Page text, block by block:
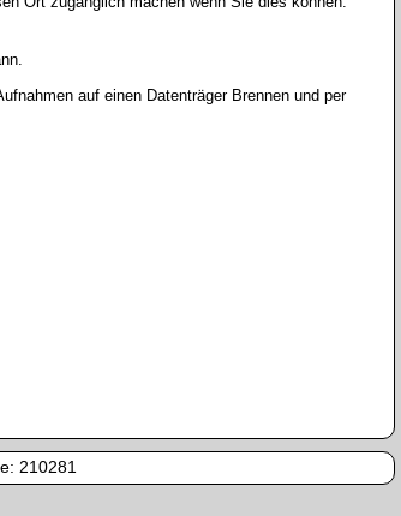
auf einen Datenträger Brennen und per
210281